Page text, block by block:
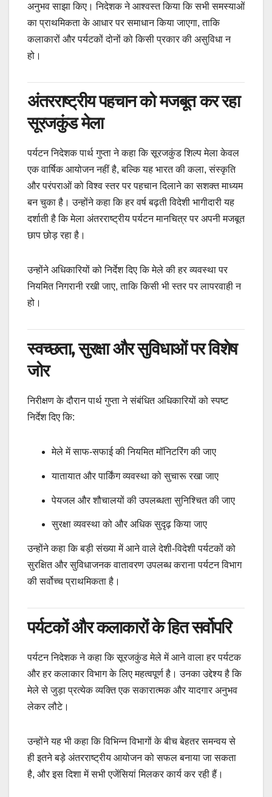
अनुभव साझा किए। निदेशक ने आश्वस्त किया कि सभी समस्याओं
का प्राथमिकता के आधार पर समाधान किया जाएगा, ताकि
कलाकारों और पर्यटकों दोनों को किसी प्रकार की असुविधा न
हो।
अंतरराष्ट्रीय पहचान को मजबूत कर रहा
सूरजकुंड मेला
पर्यटन निदेशक पार्थ गुप्ता ने कहा कि सूरजकुंड शिल्प मेला केवल
एक वार्षिक आयोजन नहीं है, बल्कि यह भारत की कला, संस्कृति
और परंपराओं को विश्व स्तर पर पहचान दिलाने का सशक्त माध्यम
बन चुका है। उन्होंने कहा कि हर वर्ष बढ़ती विदेशी भागीदारी यह
दर्शाती है कि मेला अंतरराष्ट्रीय पर्यटन मानचित्र पर अपनी मजबूत
छाप छोड़ रहा है।
उन्होंने अधिकारियों को निर्देश दिए कि मेले की हर व्यवस्था पर
नियमित निगरानी रखी जाए, ताकि किसी भी स्तर पर लापरवाही न
हो।
स्वच्छता, सुरक्षा और सुविधाओं पर विशेष
जोर
निरीक्षण के दौरान पार्थ गुप्ता ने संबंधित अधिकारियों को स्पष्ट
निर्देश दिए कि:
मेले में साफ-सफाई की नियमित मॉनिटरिंग की जाए
यातायात और पार्किंग व्यवस्था को सुचारू रखा जाए
पेयजल और शौचालयों की उपलब्धता सुनिश्चित की जाए
सुरक्षा व्यवस्था को और अधिक सुदृढ़ किया जाए
उन्होंने कहा कि बड़ी संख्या में आने वाले देशी-विदेशी पर्यटकों को
सुरक्षित और सुविधाजनक वातावरण उपलब्ध कराना पर्यटन विभाग
की सर्वोच्च प्राथमिकता है।
पर्यटकों और कलाकारों के हित सर्वोपरि
पर्यटन निदेशक ने कहा कि सूरजकुंड मेले में आने वाला हर पर्यटक
और हर कलाकार विभाग के लिए महत्वपूर्ण है। उनका उद्देश्य है कि
मेले से जुड़ा प्रत्येक व्यक्ति एक सकारात्मक और यादगार अनुभव
लेकर लौटे।
उन्होंने यह भी कहा कि विभिन्न विभागों के बीच बेहतर समन्वय से
ही इतने बड़े अंतरराष्ट्रीय आयोजन को सफल बनाया जा सकता
है, और इस दिशा में सभी एजेंसियां मिलकर कार्य कर रही हैं।